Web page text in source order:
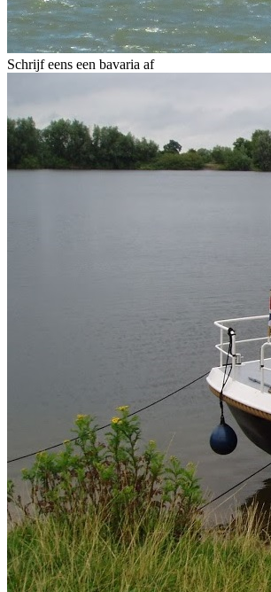
Schrijf eens een bavaria af